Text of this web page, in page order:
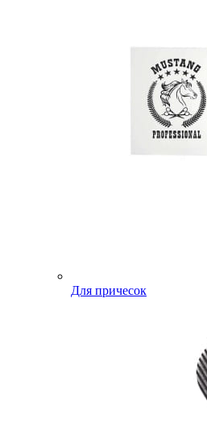
Для причесок